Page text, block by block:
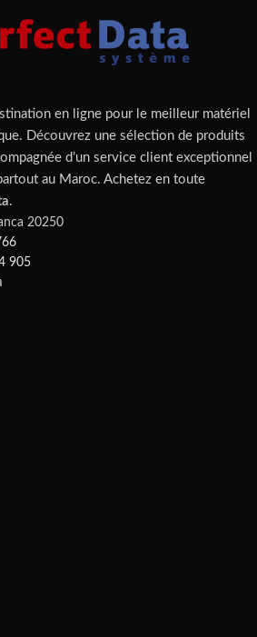
en ligne pour le meilleur matériel
Découvrez une sélection de produits
d’un service client exceptionnel
au Maroc. Achetez en toute
.
20250
905